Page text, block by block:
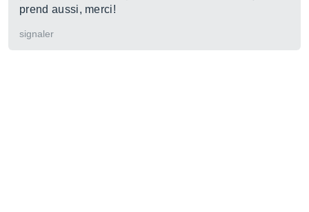
prend aussi, merci!
signaler